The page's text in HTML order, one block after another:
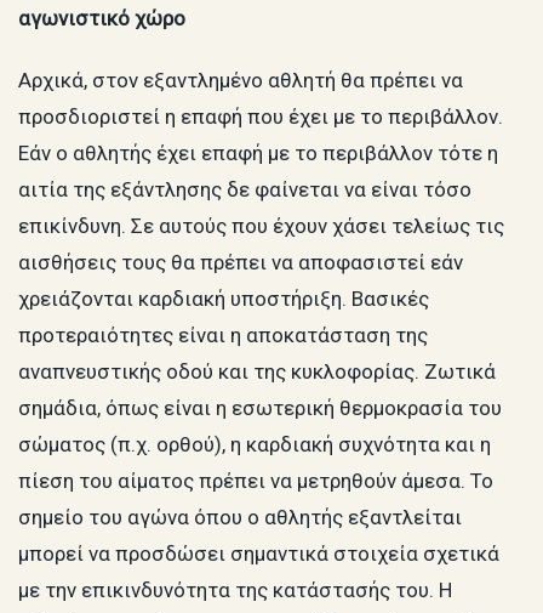
αγωνιστικό χώρο
Αρχικά, στον εξαντλημένο αθλητή θα πρέπει να
προσδιοριστεί η επαφή που έχει με το περιβάλλον.
Εάν ο αθλητής έχει επαφή με το περιβάλλον τότε η
αιτία της εξάντλησης δε φαίνεται να είναι τόσο
επικίνδυνη. Σε αυτούς που έχουν χάσει τελείως τις
αισθήσεις τους θα πρέπει να αποφασιστεί εάν
χρειάζονται καρδιακή υποστήριξη. Βασικές
προτεραιότητες είναι η αποκατάσταση της
αναπνευστικής οδού και της κυκλοφορίας. Ζωτικά
σημάδια, όπως είναι η εσωτερική θερμοκρασία του
σώματος (π.χ. ορθού), η καρδιακή συχνότητα και η
πίεση του αίματος πρέπει να μετρηθούν άμεσα. Το
σημείο του αγώνα όπου ο αθλητής εξαντλείται
μπορεί να προσδώσει σημαντικά στοιχεία σχετικά
με την επικινδυνότητα της κατάστασής του. Η